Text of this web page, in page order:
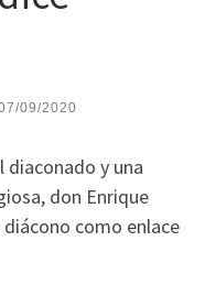
09/2020
diaconado y una
don Enrique
como enlace